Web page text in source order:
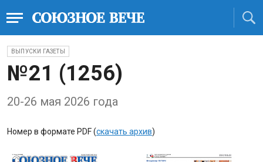
ВЫПУСКИ ГАЗЕТЫ
№21 (1256)
20-26 мая 2026 года
Номер в формате PDF (скачать архив)